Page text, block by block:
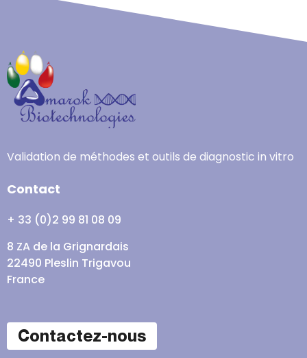
Validation de méthodes et outils de diagnostic in vitro
Contact
+ 33 (0)2 99 81 08 09
8 ZA de la Grignardais
22490 Pleslin Trigavou
France
Contactez-nous